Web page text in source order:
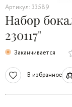
Артикул: 33589
Набор
230117"
Заканчивается
В избранное